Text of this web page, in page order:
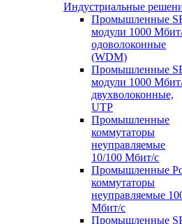
Индустриальные
Промышленные
модули 1000
одоволоконные
(WDM)
Промышленные
модули 1000
двухволоконные,
UTP
Промышленные
коммутаторы
неуправляемые
10/100 Мбит/с
Промышленные
коммутаторы
неуправляемые
Мбит/с
Промышленные